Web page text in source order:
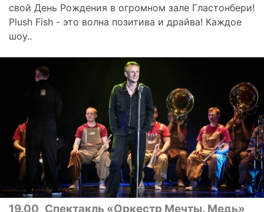
свой День Рождения в огромном зале Гластонбери!
Plush Fish - это волна позитива и драйва! Каждое
шоу..
19.00 Спектакль «Оркестр Мечты. Медь»